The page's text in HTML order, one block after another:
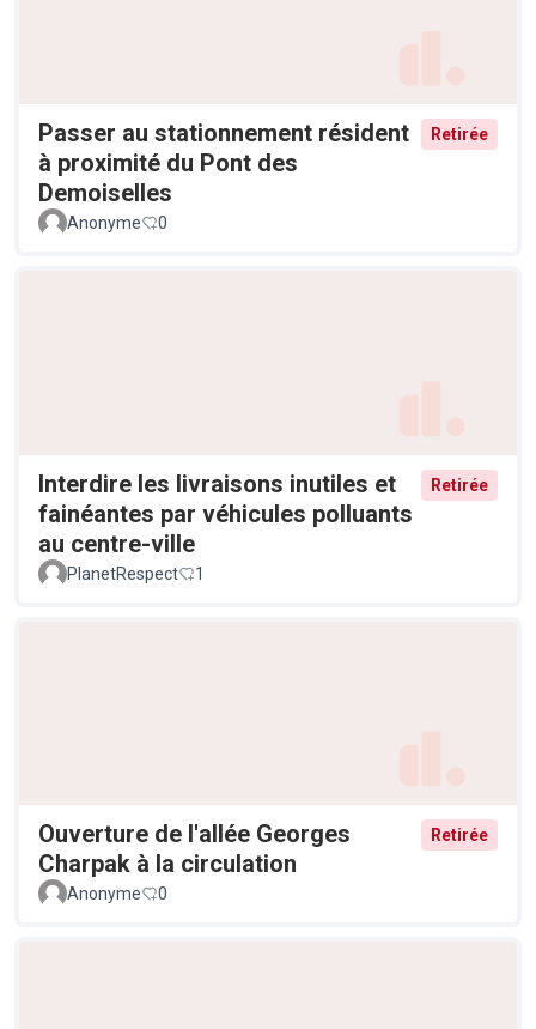
Passer au stationnement résident
à proximité du Pont des
Demoiselles
Retirée
Anonyme 0
Interdire les livraisons inutiles et
fainéantes par véhicules polluants
au centre-ville
Retirée
PlanetRespect 1
Ouverture de l'allée Georges
Charpak à la circulation
Retirée
Anonyme 0